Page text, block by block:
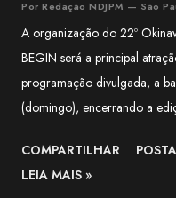
Por Redação NDJPM — São
A organização do 22º
BEGIN será a principal
programação divulgada, a
(domingo), encerrando a
celebrar os 100 anos da
(AOKB) , fundada em 22 de
COMPARTILHAR
LEIA MAIS »